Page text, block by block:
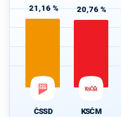
21,16 %
ČSSD
20,76 %
KSČM